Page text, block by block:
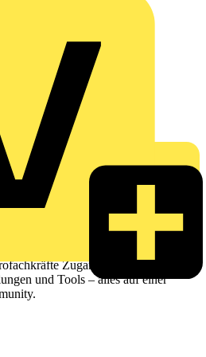
Zugang zu Branchennews,
und Tools – alles auf einer